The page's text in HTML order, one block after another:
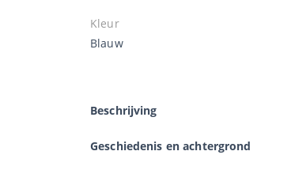
Kleur
Blauw
Beschrijving
Geschiedenis en achtergrond